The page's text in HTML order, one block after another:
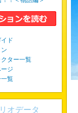
ド
ター一覧
ジ
覧
オデータ